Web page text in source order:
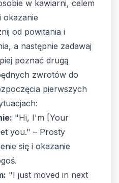
w kawiarni, celem
okazanie
od powitania i
a następnie zadawaj
poznać drugą
zwrotów do
pierwszych
"Hi, I'm [Your
you." – Prosty
się i okazanie
"I just moved in next